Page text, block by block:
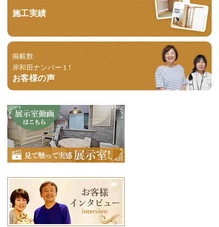
施工実績
掲載数
岸和田ナンバー１！
お客様の声